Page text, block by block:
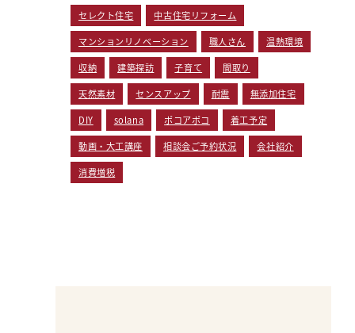
セレクト住宅 中古住宅リフォーム
マンションリノベーション 職人さん 温熱環境
収納 建築探訪 子育て 間取り
天然素材 センスアップ 耐震 無添加住宅
DIY solana ポコアポコ 着工予定
動画・大工講座 相談会ご予約状況 会社紹介
消費増税